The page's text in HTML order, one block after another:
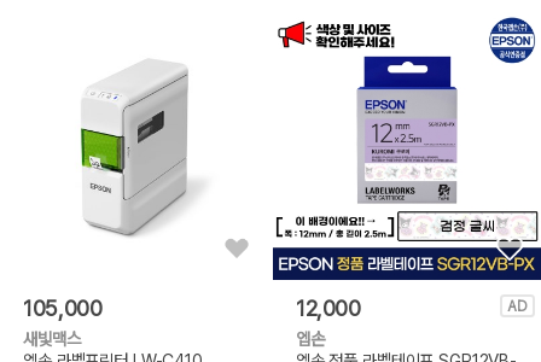
105,000
새빛맥스
12,000
엡손
AD